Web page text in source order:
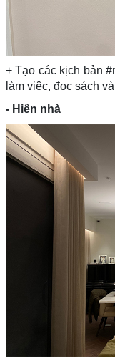
+ Tạo các kịch bản
làm việc, đọc sách
- Hiên nhà